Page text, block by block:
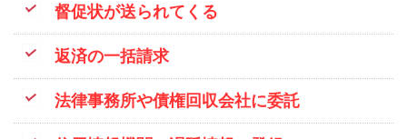
督促状が送られてくる
返済の一括請求
法律事務所や債権回収会社に委託